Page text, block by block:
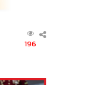
196